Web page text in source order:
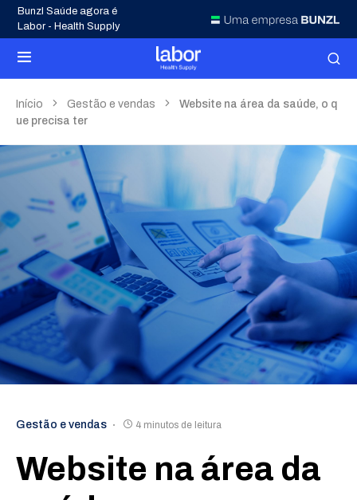
Bunzl Saúde agora é
Labor - Health Supply
Início Gestão e vendas
Website na área da saúde, o q
ue precisa ter
Gestão e vendas 4 minutos de leitura
Website na área da